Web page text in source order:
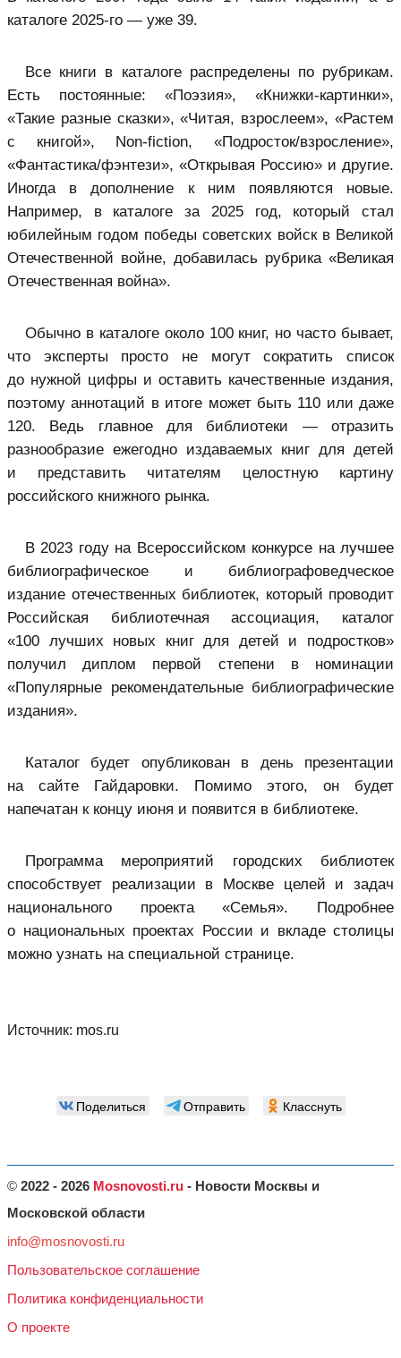
каталоге 2025-го — уже 39.
Все книги в каталоге распределены по рубрикам.
Есть постоянные: «Поэзия», «Книжки-картинки»,
«Такие разные сказки», «Читая, взрослеем», «Растем
с книгой», Non-fiction, «Подросток/взросление»,
«Фантастика/фэнтези», «Открывая Россию» и другие.
Иногда в дополнение к ним появляются новые.
Например, в каталоге за 2025 год, который стал
юбилейным годом победы советских войск в Великой
Отечественной войне, добавилась рубрика «Великая
Отечественная война».
Обычно в каталоге около 100 книг, но часто бывает,
что эксперты просто не могут сократить список
до нужной цифры и оставить качественные издания,
поэтому аннотаций в итоге может быть 110 или даже
120. Ведь главное для библиотеки — отразить
разнообразие ежегодно издаваемых книг для детей
и представить читателям целостную картину
российского книжного рынка.
В 2023 году на Всероссийском конкурсе на лучшее
библиографическое и библиографоведческое
издание отечественных библиотек, который проводит
Российская библиотечная ассоциация, каталог
«100 лучших новых книг для детей и подростков»
получил диплом первой степени в номинации
«Популярные рекомендательные библиографические
издания».
Каталог будет опубликован в день презентации
на сайте Гайдаровки. Помимо этого, он будет
напечатан к концу июня и появится в библиотеке.
Программа мероприятий городских библиотек
способствует реализации в Москве целей и задач
национального проекта «Семья». Подробнее
о национальных проектах России и вкладе столицы
можно узнать на специальной странице.
Источник: mos.ru
Поделиться Отправить Класснуть
© 2022 - 2026 Mosnovosti.ru - Новости Москвы и
Московской области
info@mosnovosti.ru
Пользовательское соглашение
Политика конфиденциальности
О проекте